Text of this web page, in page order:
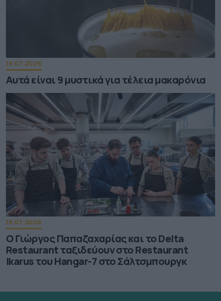
19.07.2026
Αυτά είναι 9 μυστικά για τέλεια μακαρόνια
18.07.2026
Ο Γιώργος Παπαζαχαρίας και το Delta
Restaurant ταξιδεύουν στο Restaurant
Ikarus του Hangar-7 στο Σάλτσμπουργκ